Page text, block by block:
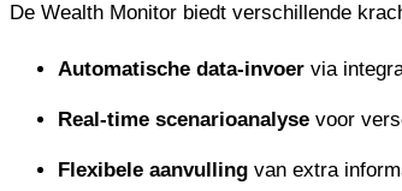
De Wealth Monitor biedt verschillende
Automatische data-invoer via
Real-time scenarioanalyse voor
Flexibele aanvulling van extra